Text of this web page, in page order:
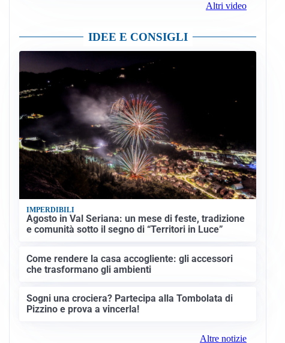
Altri video
IDEE E CONSIGLI
IMPERDIBILI
Agosto in Val Seriana: un mese di feste, tradizione
e comunità sotto il segno di “Territori in Luce”
Come rendere la casa accogliente: gli accessori
che trasformano gli ambienti
Sogni una crociera? Partecipa alla Tombolata di
Pizzino e prova a vincerla!
Altre notizie